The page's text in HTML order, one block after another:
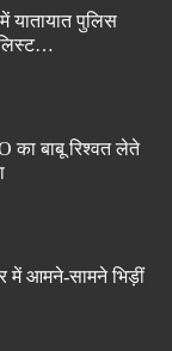
यातायात पुलिस
लिस्ट…
का बाबू रिश्वत लेते
में आमने-सामने भिड़ीं